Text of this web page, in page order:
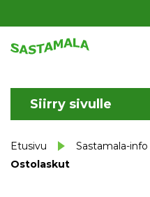
Etusivu Sastamala-info
Ostolaskut
Siirry sivulle